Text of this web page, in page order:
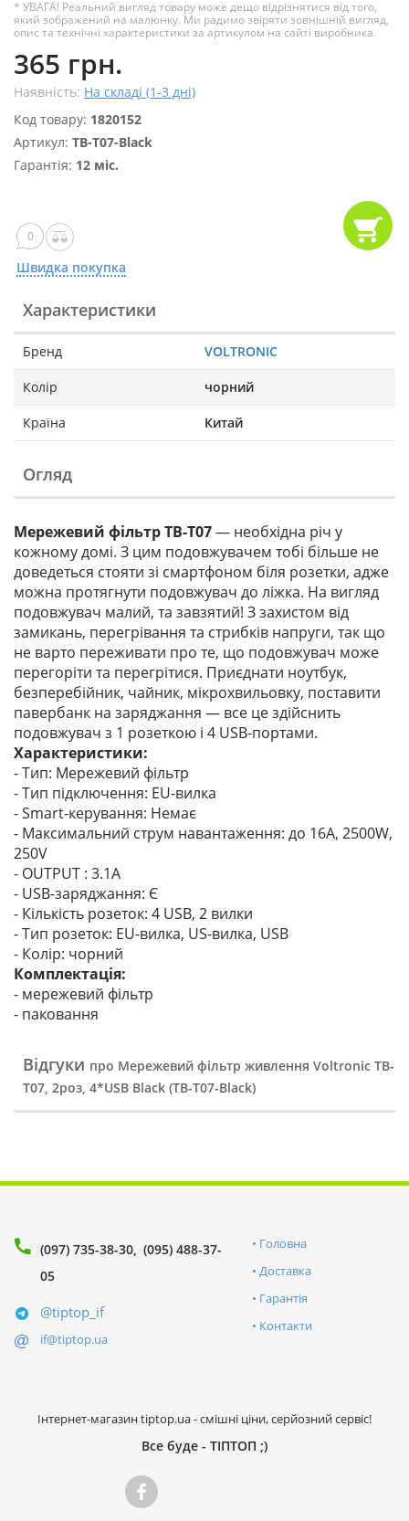
* УВАГА! Реальний вигляд товару може дещо відрізнятися від того,
який зображений на малюнку. Ми радимо звіряти зовнішній вигляд,
опис та технічні характеристики за артикулом на сайті виробника.
365 грн.
Наявність: На складі (1-3 дні)
Код товару: 1820152
Артикул: ТВ-Т07-Black
Гарантія: 12 міс.
0
Швидка покупка
Характеристики
Бренд VOLTRONIC
Колір чорний
Країна Китай
Огляд
Мережевий фільтр ТВ-Т07— необхідна річ у
кожному домі. З цим подовжувачем тобі більше не
доведеться стояти зі смартфоном біля розетки, адже
можна протягнути подовжувач до ліжка. На вигляд
подовжувач малий, та завзятий! З захистом від
замикань, перегрівання та стрибків напруги, так що
не варто переживати про те, що подовжувач може
перегоріти та перегрітися. Приєднати ноутбук,
безперебійник, чайник, мікрохвильовку, поставити
павербанк на заряджання — все це здійснить
подовжувач з 1 розеткою і 4 USB-портами.
Характеристики:
- Тип: Мережевий фільтр
- Тип підключення: EU-вилка
- Smart-керування: Немає
- Максимальний струм навантаження: до 16А, 2500W,
250V
- OUTPUT : 3.1A
- USB-заряджання: Є
- Кількість розеток: 4 USB, 2 вилки
- Тип розеток: EU-вилка, US-вилка, USB
- Колір: чорний
Комплектація:
- мережевий фільтр
- паковання
Відгуки про Мережевий фільтр живлення Voltronic TВ-
Т07, 2роз, 4*USB Black (ТВ-Т07-Black)
(097) 735-38-30 (095) 488-37-
05
@tiptop_if
if@tiptop.ua
Головна
Доставка
Гарантія
Контакти
Інтернет-магазин tiptop.ua - смішні ціни, серйозний сервіс!
Все буде - ТІПТОП ;)